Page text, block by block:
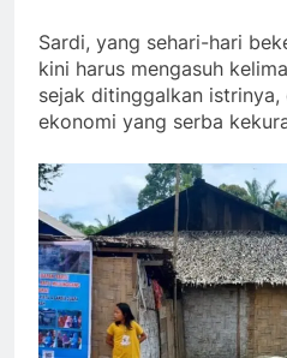
Sardi, yang sehari-hari
kini harus mengasuh
sejak ditinggalkan
ekonomi yang serba